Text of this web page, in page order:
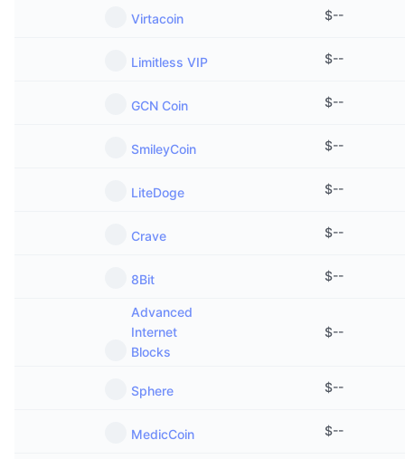
Virtacoin $--
Limitless VIP $--
GCN Coin $--
SmileyCoin $--
LiteDoge $--
Crave $--
8Bit $--
Advanced
Internet
Blocks
$--
Sphere $--
MedicCoin $--